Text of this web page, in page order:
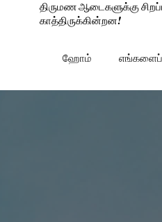
ஹோம் எங்களைப்
திருமண ஆடைகளுக்கு
காத்திருக்கின்றன!